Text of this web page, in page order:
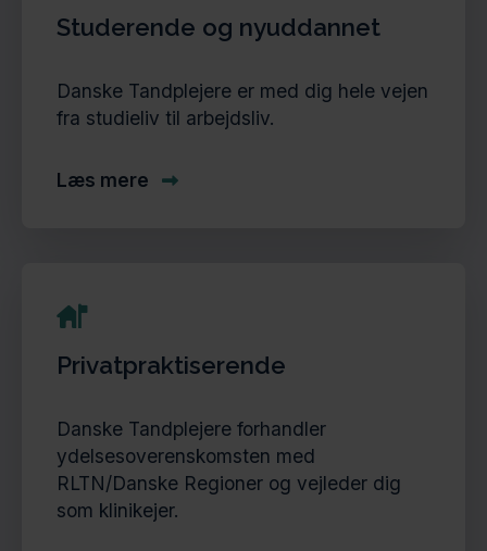
Studerende og nyuddannet
Danske Tandplejere er med dig hele vejen
fra studieliv til arbejdsliv.
Læs mere
Privatpraktiserende
Danske Tandplejere forhandler
ydelsesoverenskomsten med
RLTN/Danske Regioner og vejleder dig
som klinikejer.